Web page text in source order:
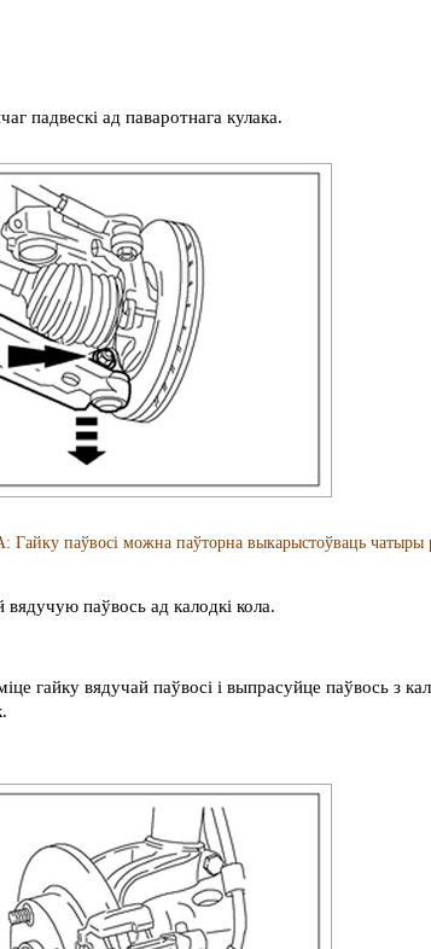
падвескі ад паваротнага кулака.
паўвосі можна паўторна выкарыстоўваць чатыры
паўвось ад калодкі кола.
гайку вядучай паўвосі і выпрасуйце паўвось з